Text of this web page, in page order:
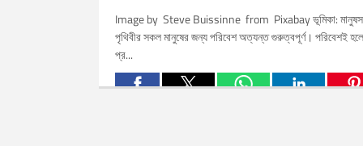
Image by Steve Buissinne from Pixabay ভূমিকা:
পৃথিবীর সকল মানুষের জন্য পরিবেশ অত্যন্ত গুরুত্বপূর্ণ। পরিবেশই
প্র...